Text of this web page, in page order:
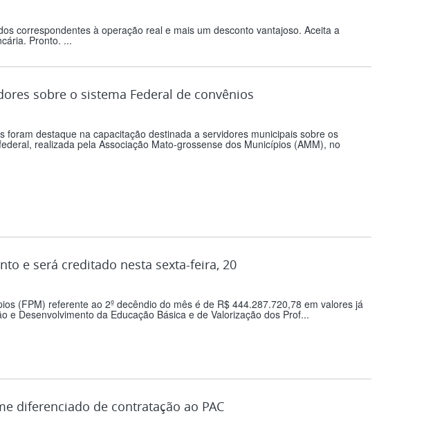
correspondentes à operação real e mais um desconto vantajoso. Aceita a
Pronto. ...
sobre o sistema Federal de convênios
destaque na capacitação destinada a servidores municipais sobre os
realizada pela Associação Mato-grossense dos Municípios (AMM), no
e será creditado nesta sexta-feira, 20
(FPM) referente ao 2º decêndio do mês é de R$ 444.287.720,78 em valores já
e Desenvolvimento da Educação Básica e de Valorização dos Prof...
diferenciado de contratação ao PAC